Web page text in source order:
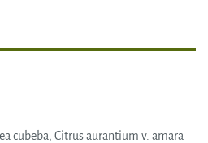
cubeba, Citrus aurantium v. amara